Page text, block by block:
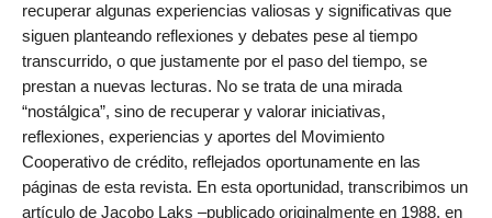
recuperar algunas experiencias valiosas y significativas que
siguen planteando reflexiones y debates pese al tiempo
transcurrido, o que justamente por el paso del tiempo, se
prestan a nuevas lecturas. No se trata de una mirada
“nostálgica”, sino de recuperar y valorar iniciativas,
reflexiones, experiencias y aportes del Movimiento
Cooperativo de crédito, reflejados oportunamente en las
páginas de esta revista. En esta oportunidad, transcribimos un
artículo de Jacobo Laks –publicado originalmente en 1988, en